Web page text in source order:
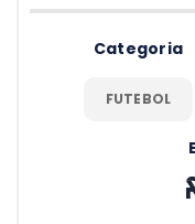
Categoria
FUTEBOL